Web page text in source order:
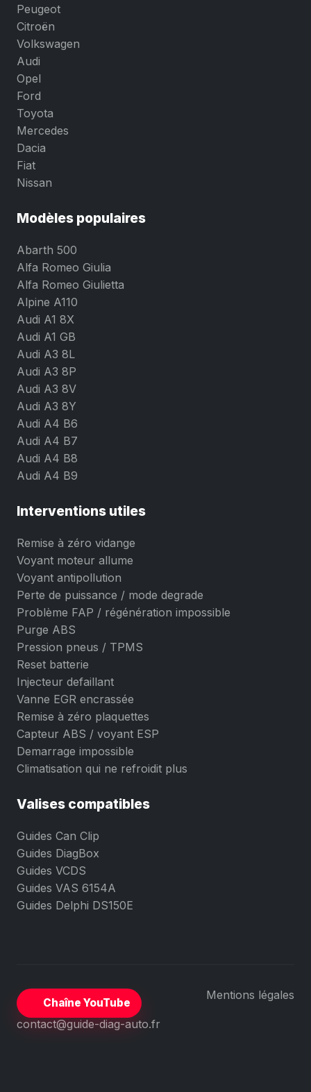
Peugeot
Citroën
Volkswagen
Audi
Opel
Ford
Toyota
Mercedes
Dacia
Fiat
Nissan
Modèles populaires
Abarth 500
Alfa Romeo Giulia
Alfa Romeo Giulietta
Alpine A110
Audi A1 8X
Audi A1 GB
Audi A3 8L
Audi A3 8P
Audi A3 8V
Audi A3 8Y
Audi A4 B6
Audi A4 B7
Audi A4 B8
Audi A4 B9
Interventions utiles
Remise à zéro vidange
Voyant moteur allume
Voyant antipollution
Perte de puissance / mode degrade
Problème FAP / régénération impossible
Purge ABS
Pression pneus / TPMS
Reset batterie
Injecteur defaillant
Vanne EGR encrassée
Remise à zéro plaquettes
Capteur ABS / voyant ESP
Demarrage impossible
Climatisation qui ne refroidit plus
Valises compatibles
Guides Can Clip
Guides DiagBox
Guides VCDS
Guides VAS 6154A
Guides Delphi DS150E
Chaîne YouTube
Mentions légales
contact@guide-diag-auto.fr